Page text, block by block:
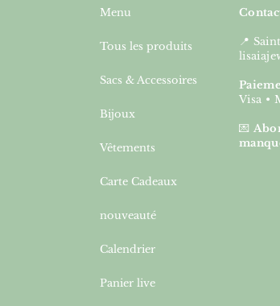
Menu
Tous les produits
Sacs & Accessoires
Bijoux
Vêtements
Carte Cadeaux
nouveauté
Calendrier
Panier live
📍
Visa •
💌